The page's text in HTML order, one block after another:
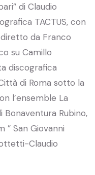
di Claudio
TACTUS, con
da Franco
su Camillo
discografica
di Roma sotto la
l’ensemble La
Bonaventura Rubino,
” San Giovanni
Claudio